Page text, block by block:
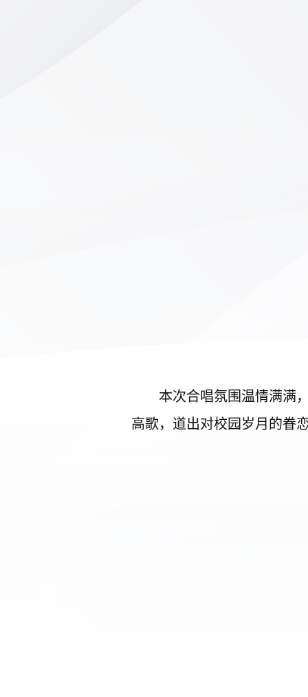
本次合唱氛围温情满满
高歌，道出对校园岁月的眷